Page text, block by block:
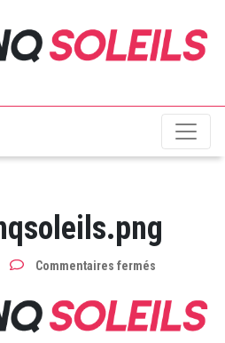
Commentaires fermés